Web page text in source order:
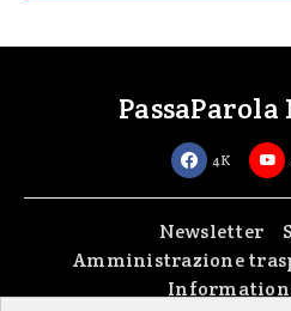
4K
Newsletter
Amministrazione